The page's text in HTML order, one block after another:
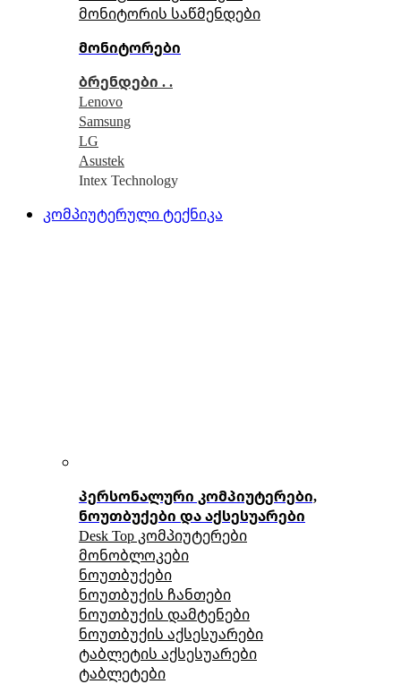
მონიტორის საწმენდები
მონიტორები
ბრენდები . .
Lenovo
Samsung
LG
Asustek
Intex Technology
კომპიუტერული ტექნიკა
პერსონალური კომპიუტერები,
ნოუთბუქები და აქსესუარები
Desk Top კომპიუტერები
მონობლოკები
ნოუთბუქები
ნოუთბუქის ჩანთები
ნოუთბუქის დამტენები
ნოუთბუქის აქსესუარები
ტაბლეტის აქსესუარები
ტაბლეტები